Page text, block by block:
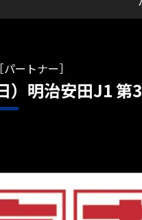
［パートナー］
）明治安田J1 第